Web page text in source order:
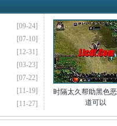
[09-24]
[07-10]
[12-31]
[03-23]
[07-22]
[11-19]
[11-27]
时隔太久帮助黑色
道可以